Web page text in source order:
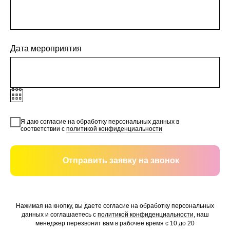
Дата мероприятия
Я даю согласие на обработку персональных данных в
соответствии с политикой конфиденциальности
Отправить заявку на звонок
Нажимая на кнопку, вы даете согласие на обработку персональных
данных и соглашаетесь c политикой конфиденциальности, наш
менеджер перезвонит вам в рабочее время с 10 до 20